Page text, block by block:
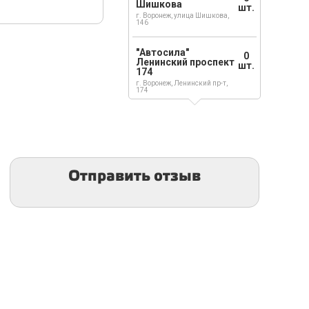
Шишкова
г. Воронеж, улица Шишкова,
146
шт.
"Автосила"
Ленинский проспект
174
г. Воронеж, Ленинский пр-т,
174
0
шт.
Отправить отзыв